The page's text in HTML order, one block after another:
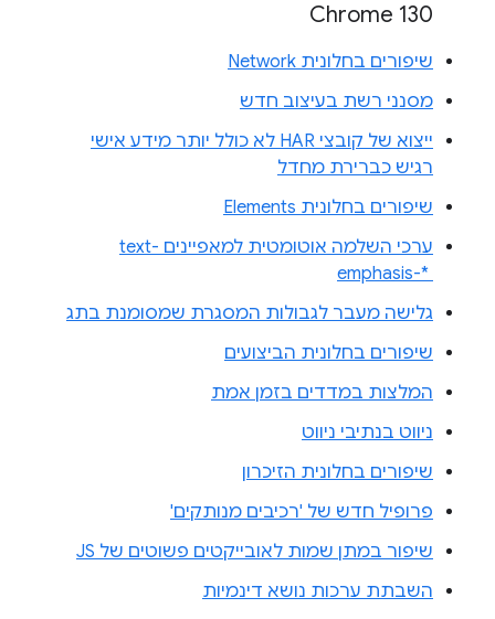
Chrome 130
שיפורים בחלונית Network
מסנני רשת בעיצוב חדש
ייצוא של קובצי HAR לא כולל יותר מידע אישי
רגיש כברירת מחדל
שיפורים בחלונית Elements
ערכי השלמה אוטומטית למאפיינים text-
emphasis-* ‎
גלישה מעבר לגבולות המסגרת שמסומנת בתג
שיפורים בחלונית הביצועים
המלצות במדדים בזמן אמת
ניווט בנתיבי ניווט
שיפורים בחלונית הזיכרון
פרופיל חדש של 'רכיבים מנותקים'
שיפור במתן שמות לאובייקטים פשוטים של JS
השבתת ערכות נושא דינמיות